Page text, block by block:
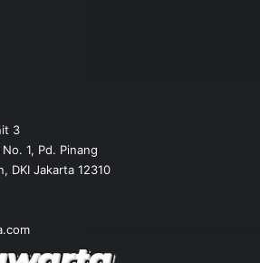
3
1, Pd. Pinang
DKI Jakarta 12310